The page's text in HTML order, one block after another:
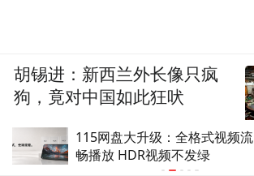
115网盘大升级：全格式视频流
畅播放 HDR视频不发绿
胡锡进：新西兰外长像只疯
狗，竟对中国如此狂吠